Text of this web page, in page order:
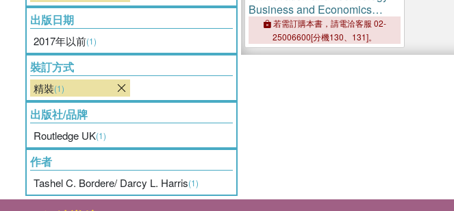
出版日期
2017年以前(1)
裝訂方式
精裝(1)
出版社/品牌
Routledge UK(1)
作者
Tashel C. Bordere/ Darcy L. Harris(1)
Business and Economics
Approaches
若需訂購本書，請電洽客服 02-
25006600[分機130、131]。